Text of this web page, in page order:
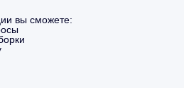
вы сможете: